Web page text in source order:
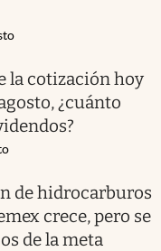
la cotización hoy
¿cuánto
de hidrocarburos
crece, pero se
de la meta